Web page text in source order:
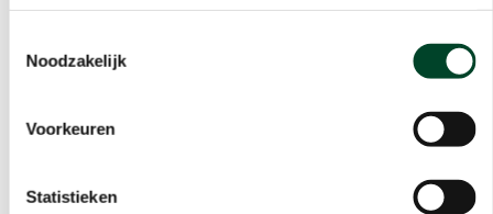
Noodzakelijk
Voorkeuren
Statistieken